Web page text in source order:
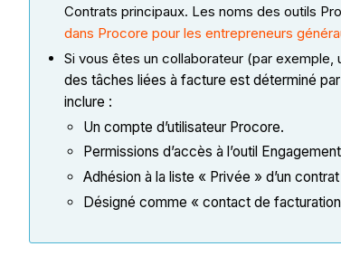
Contrats principaux. Les noms des outils
dans Procore pour les entrepreneurs
Si vous êtes un collaborateur (par exemple,
des tâches liées à facture est déterminé
inclure :
Un compte d’utilisateur Procore.
Permissions d’accès à l’outil
Adhésion à la liste « Privée » d’un
Désigné comme « contact de